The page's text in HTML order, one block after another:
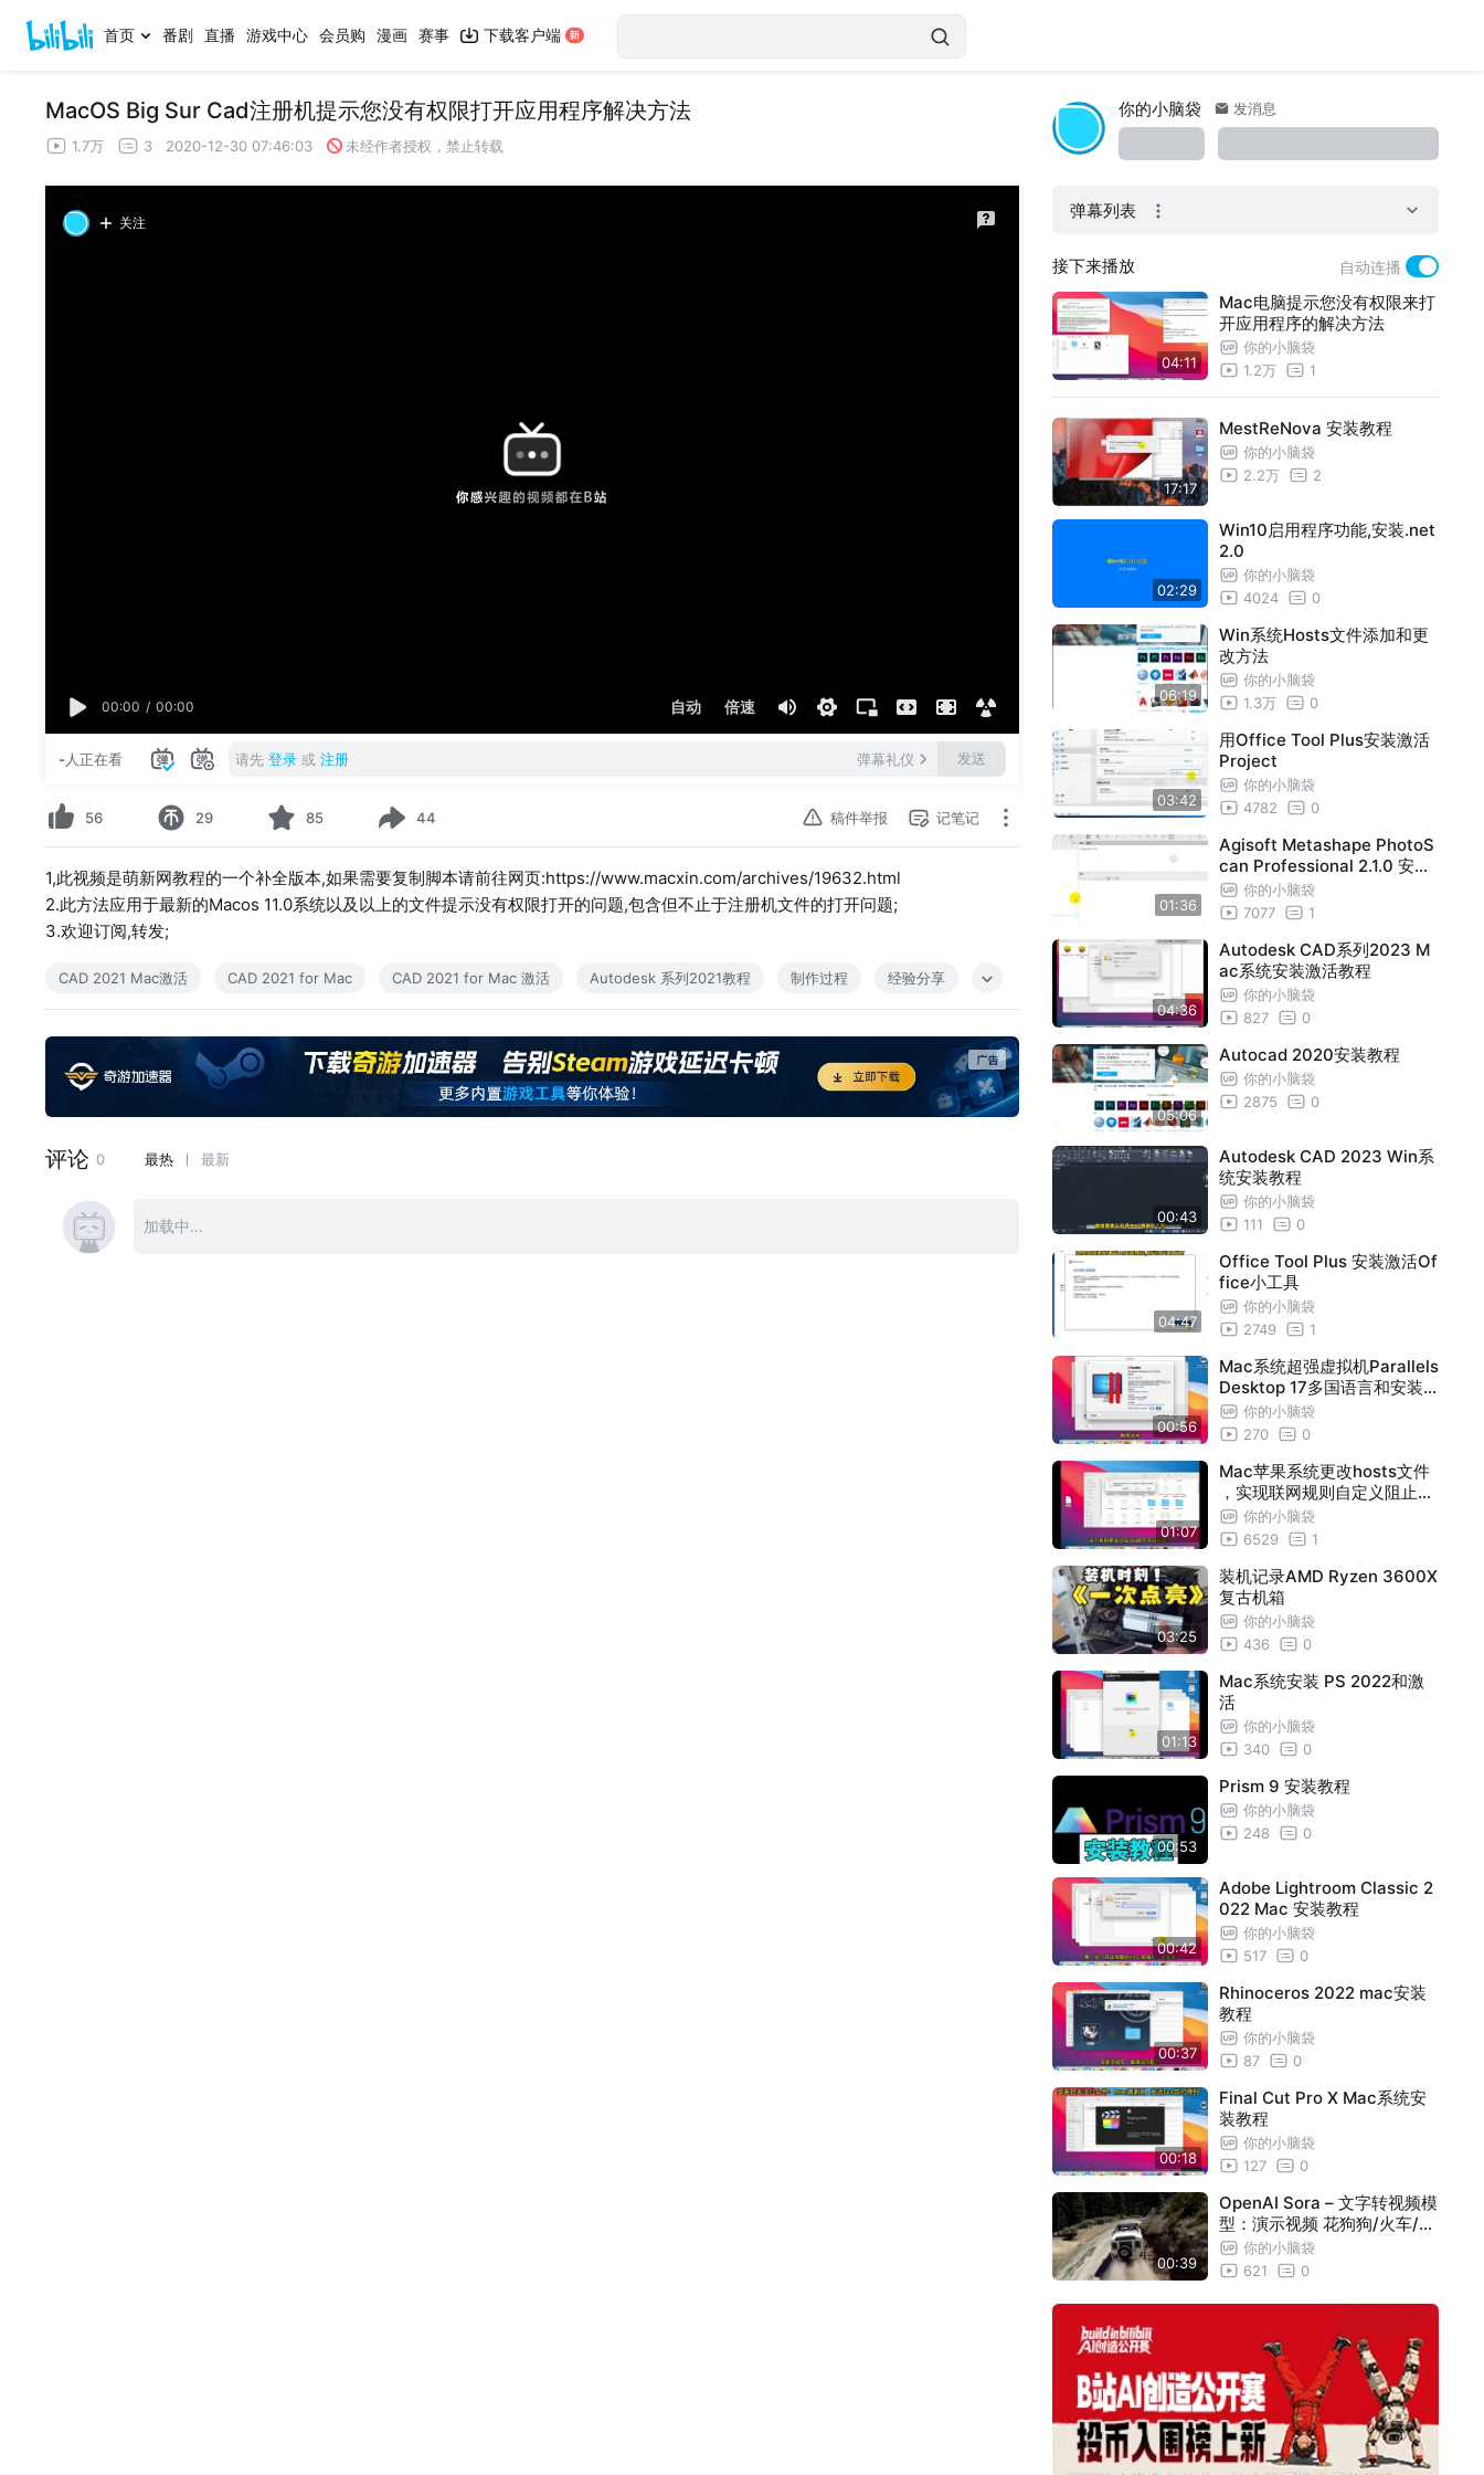
首页 番剧 直播 游戏中心 会员购 漫画 赛事 下载客户端
MacOS Big Sur Cad注册机提示您没有权限打开应用程序解决方法
1.7万 3 2020-12-30 07:46:03 未经作者授权，禁止转载
关注
00:00 / 00:00 自动 倍速
-人正在看 请先 登录 或 注册 弹幕礼仪 发送
56 29 85 44 稿件举报 记笔记
1,此视频是萌新网教程的一个补全版本,如果需要复制脚本请前往网页:https://www.macxin.com/archives/19632.html
2.此方法应用于最新的Macos 11.0系统以及以上的文件提示没有权限打开的问题,包含但不止于注册机文件的打开问题;
3.欢迎订阅,转发;
CAD 2021 Mac激活 CAD 2021 for Mac CAD 2021 for Mac 激活 Autodesk 系列2021教程 制作过程 经验分享
你的小脑袋 发消息
弹幕列表
接下来播放 自动连播
04:11
Mac电脑提示您没有权限来打
开应用程序的解决方法
你的小脑袋
1.2万
1
17:17
MestReNova 安装教程
你的小脑袋
2.2万
2
02:29
Win10启用程序功能,安装.net
2.0
你的小脑袋
4024
0
06:19
Win系统Hosts文件添加和更
改方法
你的小脑袋
1.3万
0
03:42
用Office Tool Plus安装激活
Project
你的小脑袋
4782
0
01:36
Agisoft Metashape PhotoS
can Professional 2.1.0 安装
过程演示
你的小脑袋
7077
1
04:36
Autodesk CAD系列2023 M
ac系统安装激活教程
你的小脑袋
827
0
05:06
Autocad 2020安装教程
你的小脑袋
2875
0
00:43
Autodesk CAD 2023 Win系
统安装教程
你的小脑袋
111
0
04:47
Office Tool Plus 安装激活Of
fice小工具
你的小脑袋
2749
1
00:56
Mac系统超强虚拟机Parallels
Desktop 17多国语言和安装
教程你的小脑袋
270
0
01:07
Mac苹果系统更改hosts文件
，实现联网规则自定义阻止访
问特定网站
你的小脑袋
6529
1
03:25
装机记录AMD Ryzen 3600X
复古机箱
你的小脑袋
436
0
01:13
Mac系统安装 PS 2022和激
活
你的小脑袋
340
0
00:53
Prism 9 安装教程
你的小脑袋
248
0
00:42
Adobe Lightroom Classic 2
022 Mac 安装教程
你的小脑袋
517
0
00:37
Rhinoceros 2022 mac安装
教程
你的小脑袋
87
0
00:18
Final Cut Pro X Mac系统安
装教程
你的小脑袋
127
0
00:39
OpenAI Sora – 文字转视频模
型：演示视频 花狗狗/火车/越
野 你的小脑袋
621
0